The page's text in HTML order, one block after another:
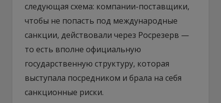
следующая схема: компании-поставщики,
чтобы не попасть под международные
санкции, действовали через Росрезерв —
то есть вполне официальную
государственную структуру, которая
выступала посредником и брала на себя
санкционные риски.